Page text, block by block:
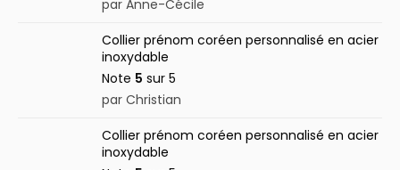
par Anne-Cécile
Collier prénom coréen personnalisé en acier
inoxydable
Note 5 sur 5
par Christian
Collier prénom coréen personnalisé en acier
inoxydable